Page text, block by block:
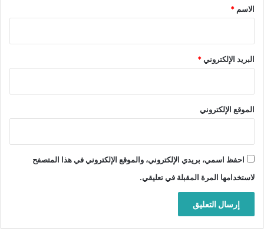
*
الاسم *
البريد الإلكتروني*
الموقع الإلكتروني
احفظ اسمي، بريدي الإلكتروني، والموقع الإلكتروني في هذا المتصفح
لاستخدامها المرة المقبلة في تعليقي.